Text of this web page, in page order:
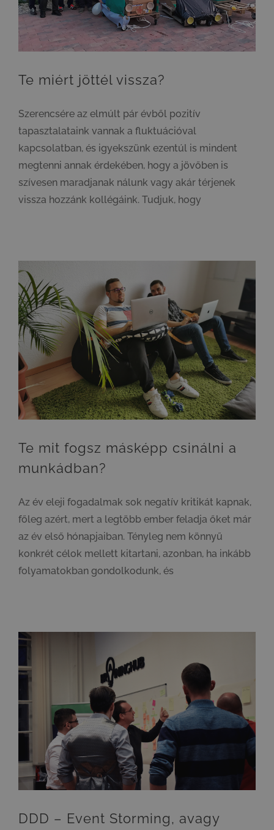
Te miért jöttél vissza?
Szerencsére az elmúlt pár évből pozitív
tapasztalataink vannak a fluktuációval
kapcsolatban, és igyekszünk ezentúl is mindent
megtenni annak érdekében, hogy a jövőben is
szívesen maradjanak nálunk vagy akár térjenek
vissza hozzánk kollégáink. Tudjuk, hogy
Te mit fogsz másképp csinálni a
munkádban?
Az év eleji fogadalmak sok negatív kritikát kapnak,
főleg azért, mert a legtöbb ember feladja őket már
az év első hónapjaiban. Tényleg nem könnyű
konkrét célok mellett kitartani, azonban, ha inkább
folyamatokban gondolkodunk, és
DDD – Event Storming, avagy